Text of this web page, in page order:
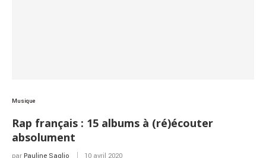
Musique
Rap français : 15 albums à (ré)écouter
absolument
par Pauline Saglio 10 avril 2020